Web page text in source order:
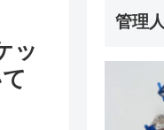
ッ
管理人